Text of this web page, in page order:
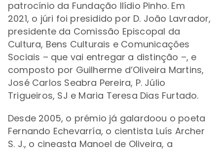
patrocínio da Fundação Ilídio Pinho. Em
2021, o júri foi presidido por D. João Lavrador,
presidente da Comissão Episcopal da
Cultura, Bens Culturais e Comunicações
Sociais – que vai entregar a distinção –, e
composto por Guilherme d’Oliveira Martins,
José Carlos Seabra Pereira, P. Júlio
Trigueiros, SJ e Maria Teresa Dias Furtado.
Desde 2005, o prémio já galardoou o poeta
Fernando Echevarría, o cientista Luís Archer
S. J., o cineasta Manoel de Oliveira, a